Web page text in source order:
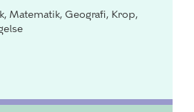
Matematik, Geografi, Krop,